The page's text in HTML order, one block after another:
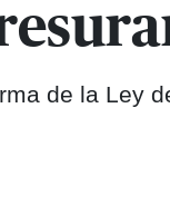
de la Ley